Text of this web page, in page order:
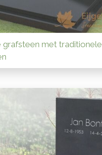
grafsteen met traditionele